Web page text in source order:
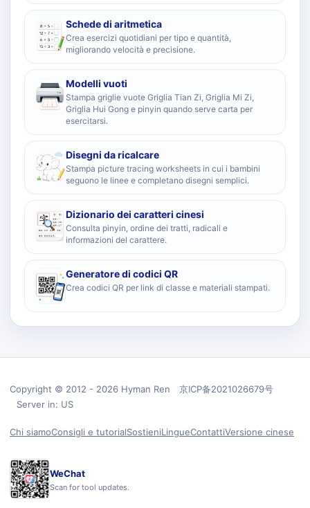
Schede di aritmetica
Crea esercizi quotidiani per tipo e quantità,
migliorando velocità e precisione.
Modelli vuoti
Stampa griglie vuote Griglia Tian Zi, Griglia Mi Zi,
Griglia Hui Gong e pinyin quando serve carta per
esercitarsi.
Disegni da ricalcare
Stampa picture tracing worksheets in cui i bambini
seguono le linee e completano disegni semplici.
Dizionario dei caratteri cinesi
Consulta pinyin, ordine dei tratti, radicali e
informazioni del carattere.
Generatore di codici QR
Crea codici QR per link di classe e materiali stampati.
Copyright © 2012 - 2026 Hyman Ren 京ICP备2021026679号
Server in: US
Chi siamoConsigli e tutorialSostieniLingueContattiVersione cinese
WeChat
Scan for tool updates.